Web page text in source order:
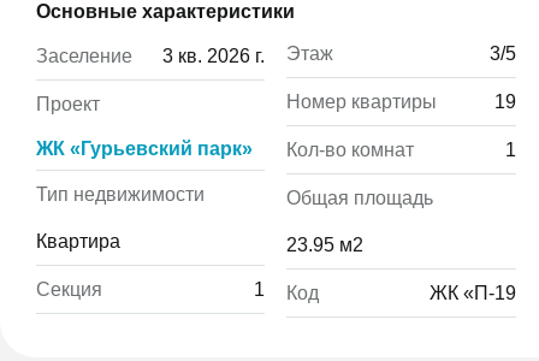
Основные характеристики
Заселение 3 кв. 2026 г.
Проект
ЖК «Гурьевский парк»
Тип недвижимости
Квартира
Секция 1
Этаж 3/5
Номер квартиры 19
Кол-во комнат 1
Общая площадь
23.95 м2
Код ЖК «П-19